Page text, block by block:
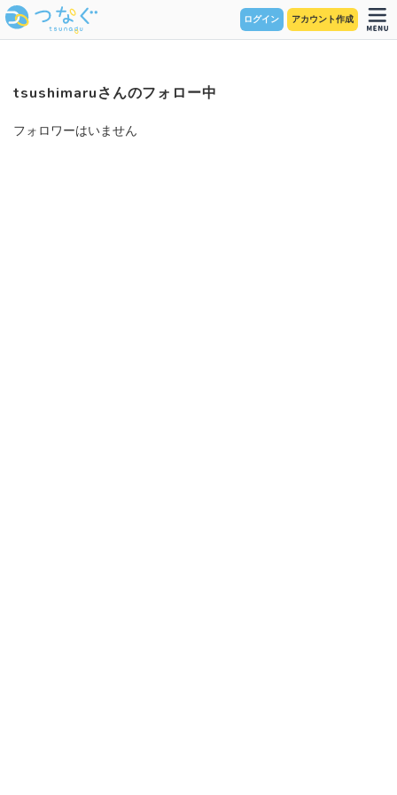
ログイン アカウント作成
tsushimaruさんのフォロー中
フォロワーはいません